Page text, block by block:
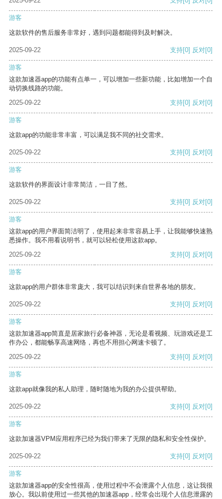
游客
这款软件的售后服务非常好，遇到问题都能得到及时解决。
2025-09-22 支持[0] 反对[0]
游客
这款加速器app的功能有点单一，可以增加一些新功能，比如增加一个自
动切换线路的功能。
2025-09-22
支持[0] 反对[0]
游客
这款app的功能非常丰富，可以满足我不同的社交需求。
2025-09-22 支持[0] 反对[0]
游客
这款软件的界面设计非常简洁，一目了然。
2025-09-22 支持[0] 反对[0]
游客
这款app的用户界面简洁明了，使用起来非常容易上手，让我能够快速熟
悉操作。我不用看说明书，就可以轻松使用这款app。
2025-09-22
支持[0] 反对[0]
游客
这款app的用户群体非常庞大，我可以结识到来自世界各地的朋友。
2025-09-22 支持[0] 反对[0]
游客
这款加速器app简直是居家旅行必备神器，无论是看视频、玩游戏还是工
作办公，都能畅享高速网络，再也不用担心网速卡顿了。
2025-09-22
支持[0] 反对[0]
游客
这款app就像我的私人助理，随时随地为我的办公提供帮助。
2025-09-22 支持[0] 反对[0]
游客
这款加速器VPM应用程序已经为我们带来了无限的隐私和安全性保护。
2025-09-22 支持[0] 反对[0]
游客
这款加速器app的安全性很高，使用过程中不会泄露个人信息，这让我很
放心。我以前使用过一些其他的加速器app，经常会出现个人信息泄露的